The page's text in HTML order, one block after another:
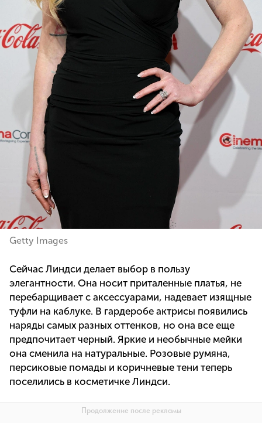
Getty Images
Сейчас Линдси делает выбор в пользу
элегантности. Она носит приталенные платья, не
перебарщивает с аксессуарами, надевает изящные
туфли на каблуке. В гардеробе актрисы появились
наряды самых разных оттенков, но она все еще
предпочитает черный. Яркие и необычные мейки
она сменила на натуральные. Розовые румяна,
персиковые помады и коричневые тени теперь
поселились в косметичке Линдси.